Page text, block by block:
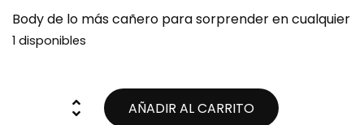
Body de lo más cañero para sorprender en cualquier
1 disponibles
AÑADIR AL CARRITO